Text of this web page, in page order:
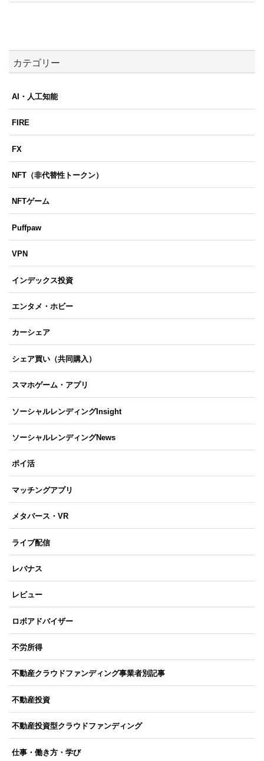
カテゴリー
AI・人工知能
FIRE
FX
NFT（非代替性トークン）
NFTゲーム
Puffpaw
VPN
インデックス投資
エンタメ・ホビー
カーシェア
シェア買い（共同購入）
スマホゲーム・アプリ
ソーシャルレンディングInsight
ソーシャルレンディングNews
ポイ活
マッチングアプリ
メタバース・VR
ライブ配信
レバナス
レビュー
ロボアドバイザー
不労所得
不動産クラウドファンディング事業者別記事
不動産投資
不動産投資型クラウドファンディング
仕事・働き方・学び